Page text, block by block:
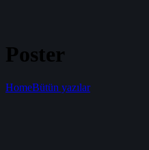
Poster
HomeBütün yazılar